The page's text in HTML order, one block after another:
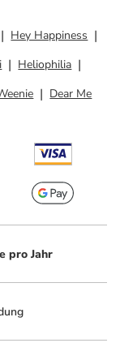
Hey Happiness
Heliophilia
Dear Me
pro Jahr